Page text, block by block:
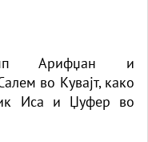
Арифџан и
во Кувајт, како
Иса и Џуфер во